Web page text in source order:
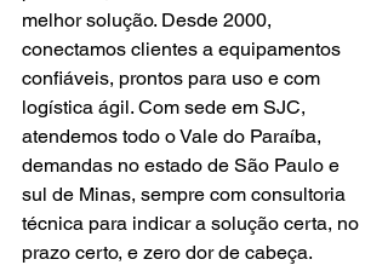
melhor solução. Desde 2000,
conectamos clientes a equipamentos
confiáveis, prontos para uso e com
logística ágil. Com sede em SJC,
atendemos todo o Vale do Paraíba,
demandas no estado de São Paulo e
sul de Minas, sempre com consultoria
técnica para indicar a solução certa, no
prazo certo, e zero dor de cabeça.